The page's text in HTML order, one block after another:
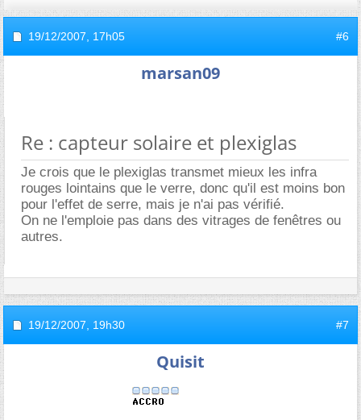
19/12/2007, 17h05 #6
marsan09
Re : capteur solaire et plexiglas
Je crois que le plexiglas transmet mieux les infra
rouges lointains que le verre, donc qu'il est moins bon
pour l'effet de serre, mais je n'ai pas vérifié.
On ne l'emploie pas dans des vitrages de fenêtres ou
autres.
19/12/2007, 19h30 #7
Quisit